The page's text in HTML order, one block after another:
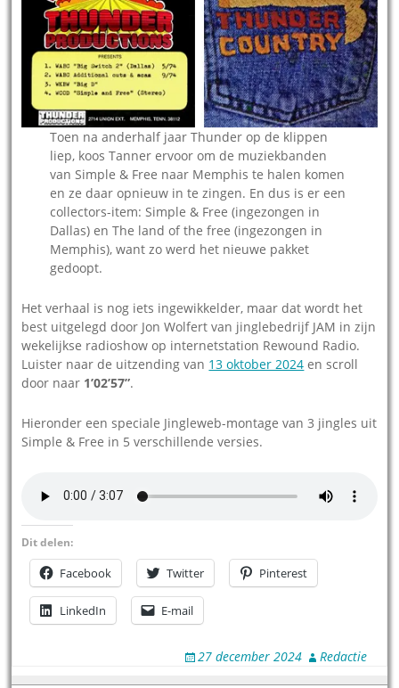
Toen na anderhalf jaar Thunder op de klippen
liep, koos Tanner ervoor om de muziekbanden
van Simple & Free naar Memphis te halen komen
en ze daar opnieuw in te zingen. En dus is er een
collectors-item: Simple & Free (ingezongen in
Dallas) en The land of the free (ingezongen in
Memphis), want zo werd het nieuwe pakket
gedoopt.
Het verhaal is nog iets ingewikkelder, maar dat wordt het
best uitgelegd door Jon Wolfert van jinglebedrijf JAM in zijn
wekelijkse radioshow op internetstation Rewound Radio.
Luister naar de uitzending van 13 oktober 2024 en scroll
door naar 1’02’57”.
Hieronder een speciale Jingleweb-montage van 3 jingles uit
Simple & Free in 5 verschillende versies.
Dit delen:
Facebook Twitter Pinterest
LinkedIn E-mail
27 december 2024 Redactie